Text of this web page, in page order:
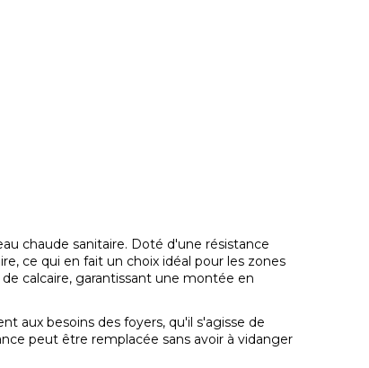
chaude sanitaire. Doté d'une résistance
ce qui en fait un choix idéal pour les zones
calcaire, garantissant une montée en
aux besoins des foyers, qu'il s'agisse de
peut être remplacée sans avoir à vidanger